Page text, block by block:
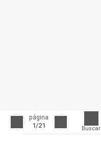
página
1/21 Buscar